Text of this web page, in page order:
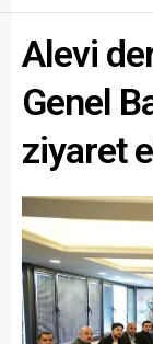
Alevi
Genel
ziyaret